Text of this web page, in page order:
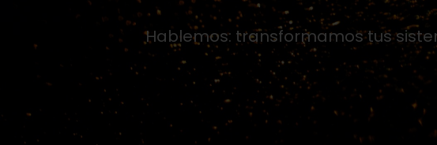
Hablemos: transformamos tus